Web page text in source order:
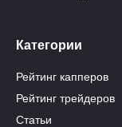
Категории
Рейтинг капперов
Рейтинг трейдеров
Статьи